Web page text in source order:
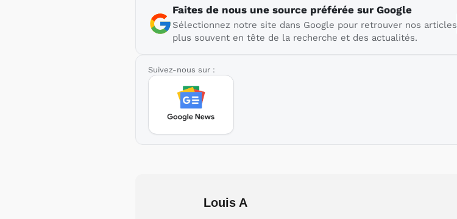
Faites de nous une source préférée sur Google
Sélectionnez notre site dans Google pour retrouver nos articles
plus souvent en tête de la recherche et des actualités.
Suivez-nous sur :
Louis A